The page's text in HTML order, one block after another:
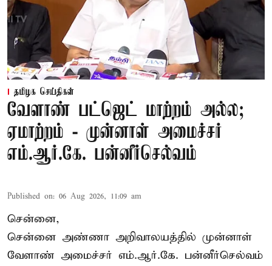
தமிழக செய்திகள்
வேளாண் பட்ஜெட் மாற்றம் அல்ல;
ஏமாற்றம் - முன்னாள் அமைச்சர்
எம்.ஆர்.கே. பன்னீர்செல்வம்
Published on: 06 Aug 2026, 11:09 am
சென்னை,
சென்னை அண்ணா அறிவாலயத்தில் முன்னாள்
வேளாண் அமைச்சர் எம்.ஆர்.கே. பன்னீர்செல்வம்